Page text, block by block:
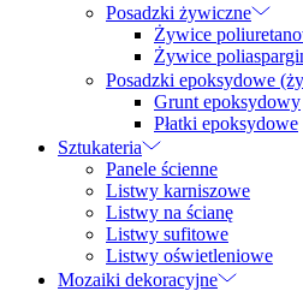
Posadzki żywiczne
Żywice
Żywice
Posadzki epoksydowe
Grunt epoksydowy
Płatki epoksydowe
Sztukateria
Panele ścienne
Listwy karniszowe
Listwy na ścianę
Listwy sufitowe
Listwy oświetleniowe
Mozaiki dekoracyjne